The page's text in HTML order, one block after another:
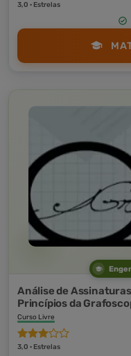
3,0 · Estrelas
Análise de
Princípios da
Curso Livre
3,0 · Estrelas